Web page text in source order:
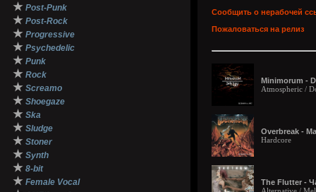
★ Post-Punk
★ Post-Rock
★ Progressive
★ Psychedelic
★ Punk
★ Rock
★ Screamo
★ Shoegaze
★ Ska
★ Sludge
★ Stoner
★ Synth
★ 8-bit
★ Female Vocal
Сообщить о нерабочей
Пожаловаться на релиз
Minimorum -
Atmospheric /
Overbreak -
Hardcore
The Flutter -